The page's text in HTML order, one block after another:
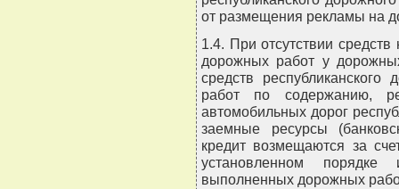
от размещения рекламы на
1.4. При отсутствии
дорожных работ у
средств
работ по содержанию,
автомобильных дорог
заемные ресурсы
кредит возмещаются за
установленном
выполненных дорожных